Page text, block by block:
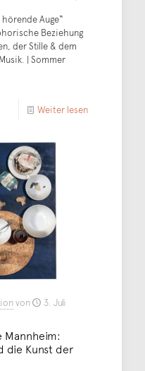
Auge“
Beziehung
der Stille & dem
| Sommer
Weiter lesen
von
3. Juli
Mannheim:
die Kunst der